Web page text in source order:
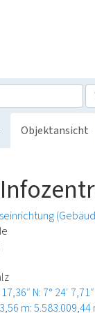
Objektansicht
N: 7° 24′
m: 5.583.009,44